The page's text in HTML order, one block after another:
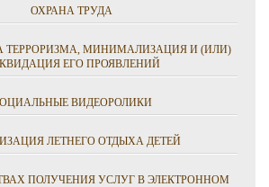
ОХРАНА ТРУДА
ТЕРРОРИЗМА, МИНИМАЛИЗАЦИЯ И (ИЛИ)
ЕГО ПРОЯВЛЕНИЙ
ВИДЕОРОЛИКИ
ЛЕТНЕГО ОТДЫХА ДЕТЕЙ
ПОЛУЧЕНИЯ УСЛУГ В ЭЛЕКТРОННОМ